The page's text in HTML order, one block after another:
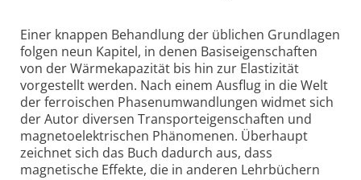
Einer knappen Behandlung der üblichen Grundlagen
folgen neun Kapitel, in denen Basiseigenschaften
von der Wärmekapazität bis hin zur Elastizität
vorgestellt werden. Nach einem Ausflug in die Welt
der ferroischen Phasenumwandlungen widmet sich
der Autor diversen Transporteigenschaften und
magnetoelektrischen Phänomenen. Überhaupt
zeichnet sich das Buch dadurch aus, dass
magnetische Effekte, die in anderen Lehrbüchern